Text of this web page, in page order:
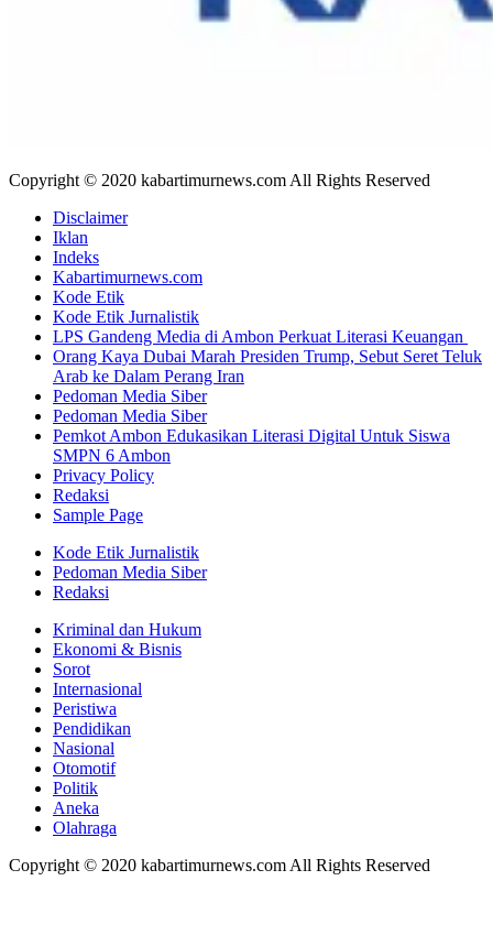
Copyright © 2020 kabartimurnews.com All Rights Reserved
Disclaimer
Iklan
Indeks
Kabartimurnews.com
Kode Etik
Kode Etik Jurnalistik
LPS Gandeng Media di Ambon Perkuat Literasi Keuangan
Orang Kaya Dubai Marah Presiden Trump, Sebut Seret Teluk
Arab ke Dalam Perang Iran
Pedoman Media Siber
Pedoman Media Siber
Pemkot Ambon Edukasikan Literasi Digital Untuk Siswa
SMPN 6 Ambon
Privacy Policy
Redaksi
Sample Page
Kode Etik Jurnalistik
Pedoman Media Siber
Redaksi
Kriminal dan Hukum
Ekonomi & Bisnis
Sorot
Internasional
Peristiwa
Pendidikan
Nasional
Otomotif
Politik
Aneka
Olahraga
Copyright © 2020 kabartimurnews.com All Rights Reserved